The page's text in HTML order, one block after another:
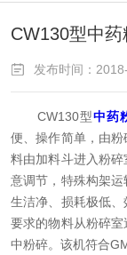
CW130型中
发布时间：
CW130型中药
便、操作简单，由
料由加料斗进入粉
意调节，特殊构架
生洁净、损耗极低
要求的物料从粉碎
中粉碎。该机符合